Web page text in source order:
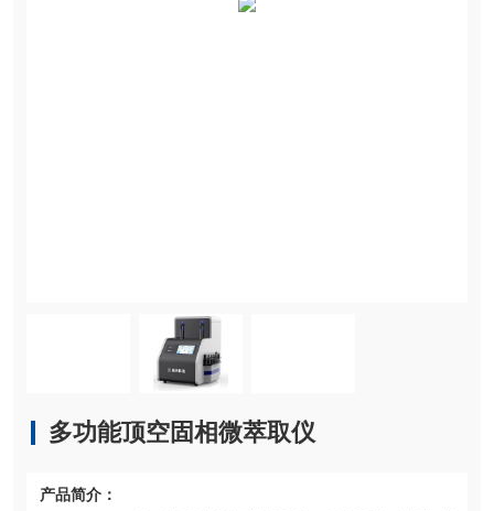
多功能顶空固相微萃取仪
产品简介：